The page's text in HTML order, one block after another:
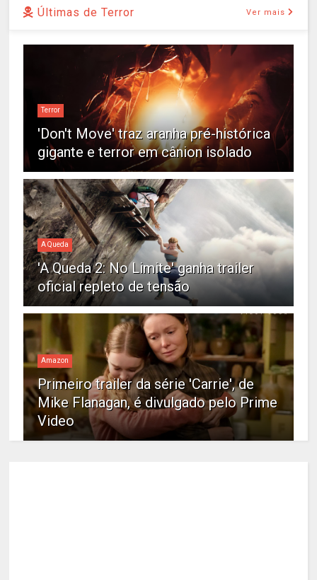
Últimas de Terror Ver mais
Terror
'Don't Move' traz aranha pré-histórica
gigante e terror em cânion isolado
A Queda
'A Queda 2: No Limite' ganha trailer
oficial repleto de tensão
Amazon
Primeiro trailer da série 'Carrie', de
Mike Flanagan, é divulgado pelo Prime
Video